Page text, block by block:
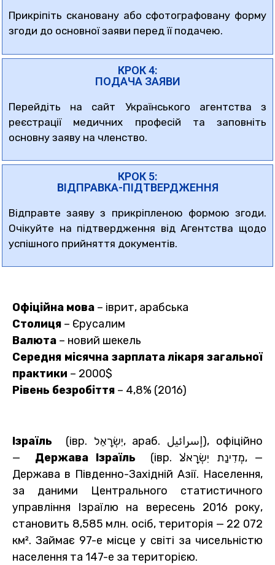
Прикріпіть скановану або сфотографовану форму
згоди до основної заяви перед її подачею.
КРОК 4:
ПОДАЧА ЗАЯВИ
Перейдіть на сайт Українського агентства з
реєстрації медичних професій та заповніть
основну заяву на членство.
КРОК 5:
ВІДПРАВКА-ПІДТВЕРДЖЕННЯ
Відправте заяву з прикріпленою формою згоди.
Очікуйте на підтвердження від Агентства щодо
успішного прийняття документів.
Офіційна мова – іврит, арабська
Столиця – Єрусалим
Валюта – новий шекель
Середня місячна зарплата лікаря загальної
практики – 2000$
Рівень безробіття – 4,8% (2016)
Ізраїль (івр. ‏יִשְׂרָאֵל‏‎, араб. إسرائيل‎‎), офіційно
— Держава Ізраїль (івр. ‏מְדִינַת יִשְׂרָאلا, —
Держава в Південно-Західній Азії. Населення,
за даними Центрального статистичного
управління Ізраїлю на вересень 2016 року,
становить 8,585 млн. осіб, територія — 22 072
км². Займає 97-е місце у світі за чисельністю
населення та 147-е за територією.